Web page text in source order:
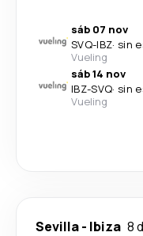
sáb 07 nov
SVQ-IBZ· sin
Vueling
sáb 14 nov
IBZ-SVQ· sin
Vueling
Sevilla- Ibiza 8